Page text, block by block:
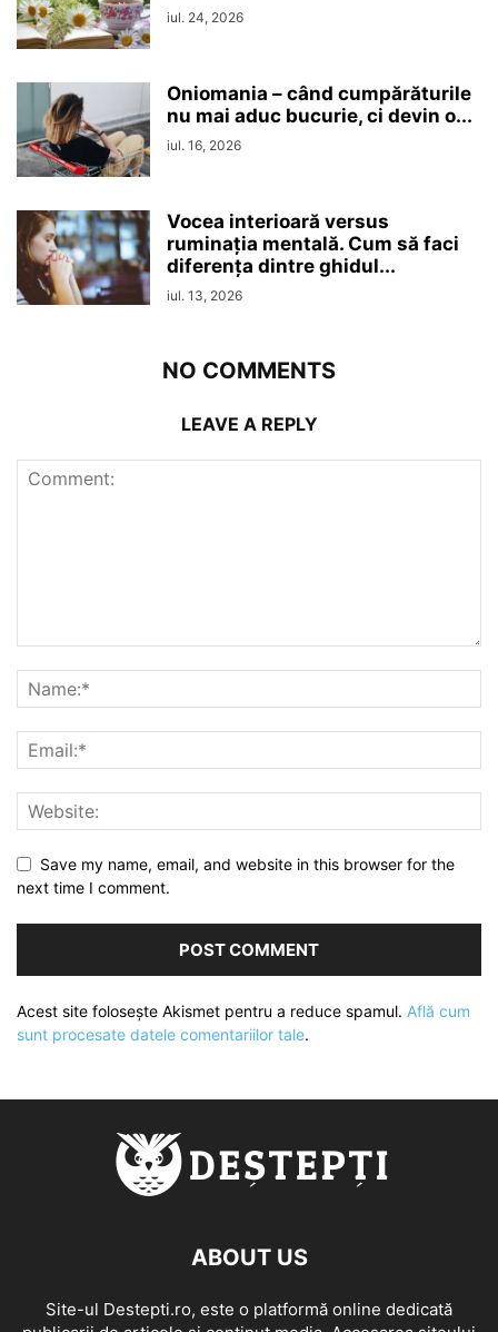
iul. 24, 2026
Oniomania – când cumpărăturile
nu mai aduc bucurie, ci devin o...
iul. 16, 2026
Vocea interioară versus
ruminaţia mentală. Cum să faci
diferența dintre ghidul...
iul. 13, 2026
NO COMMENTS
LEAVE A REPLY
Save my name, email, and website in this browser for the
next time I comment.
Acest site folosește Akismet pentru a reduce spamul. Află cum
sunt procesate datele comentariilor tale.
ABOUT US
Site-ul Destepti.ro, este o platformă online dedicată